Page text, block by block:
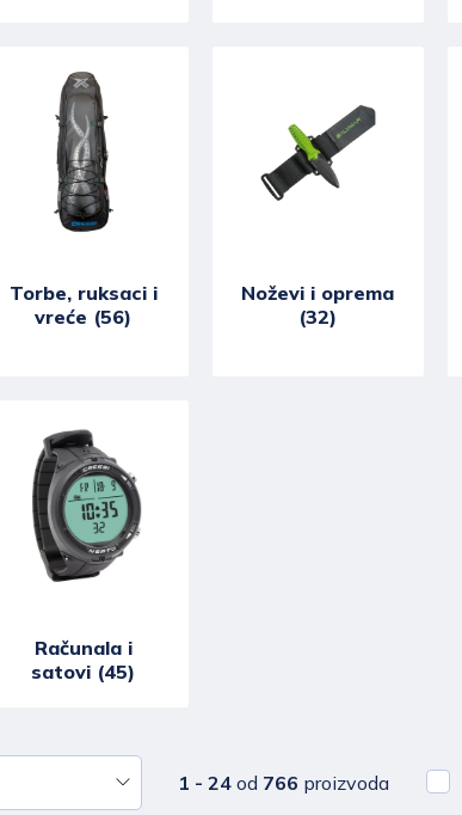
Torbe, ruksaci i
vreće (56)
Noževi i oprema
(32)
Računala i
satovi (45)
1 - 24 od 766 proizvoda